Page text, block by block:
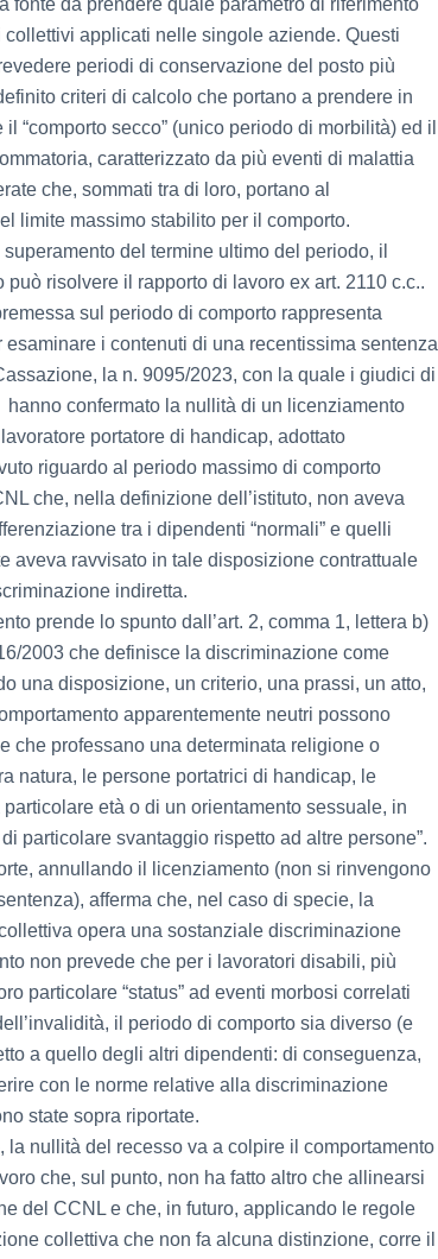
fonte da prendere quale parametro di riferimento
collettivi applicati nelle singole aziende. Questi
periodi di conservazione del posto più
criteri di calcolo che portano a prendere in
“comporto secco” (unico periodo di morbilità) ed il
caratterizzato da più eventi di malattia
che, sommati tra di loro, portano al
limite massimo stabilito per il comporto.
del termine ultimo del periodo, il
può risolvere il rapporto di lavoro ex art. 2110 c.c..
sul periodo di comporto rappresenta
esaminare i contenuti di una recentissima sentenza
la n. 9095/2023, con la quale i giudici di
hanno confermato la nullità di un licenziamento
portatore di handicap, adottato
riguardo al periodo massimo di comporto
che, nella definizione dell’istituto, non aveva
tra i dipendenti “normali” e quelli
aveva ravvisato in tale disposizione contrattuale
indiretta.
prende lo spunto dall’art. 2, comma 1, lettera b)
2003 che definisce la discriminazione come
una disposizione, un criterio, una prassi, un atto,
apparentemente neutri possono
che professano una determinata religione o
natura, le persone portatrici di handicap, le
età o di un orientamento sessuale, in
particolare svantaggio rispetto ad altre persone”.
annullando il licenziamento (non si rinvengono
afferma che, nel caso di specie, la
opera una sostanziale discriminazione
non prevede che per i lavoratori disabili, più
particolare “status” ad eventi morbosi correlati
il periodo di comporto sia diverso (e
a quello degli altri dipendenti: di conseguenza,
con le norme relative alla discriminazione
state sopra riportate.
la nullità del recesso va a colpire il comportamento
che, sul punto, non ha fatto altro che allinearsi
del CCNL e che, in futuro, applicando le regole
collettiva che non fa alcuna distinzione, corre il